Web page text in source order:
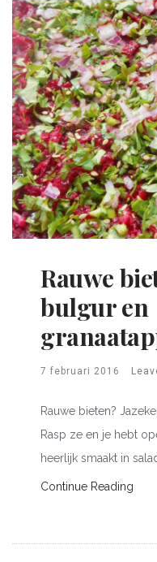
Rauwe
bulgur en
7 februari 2016
Rauwe bieten?
Rasp ze en je hebt
heerlijk smaakt in
Continue Reading